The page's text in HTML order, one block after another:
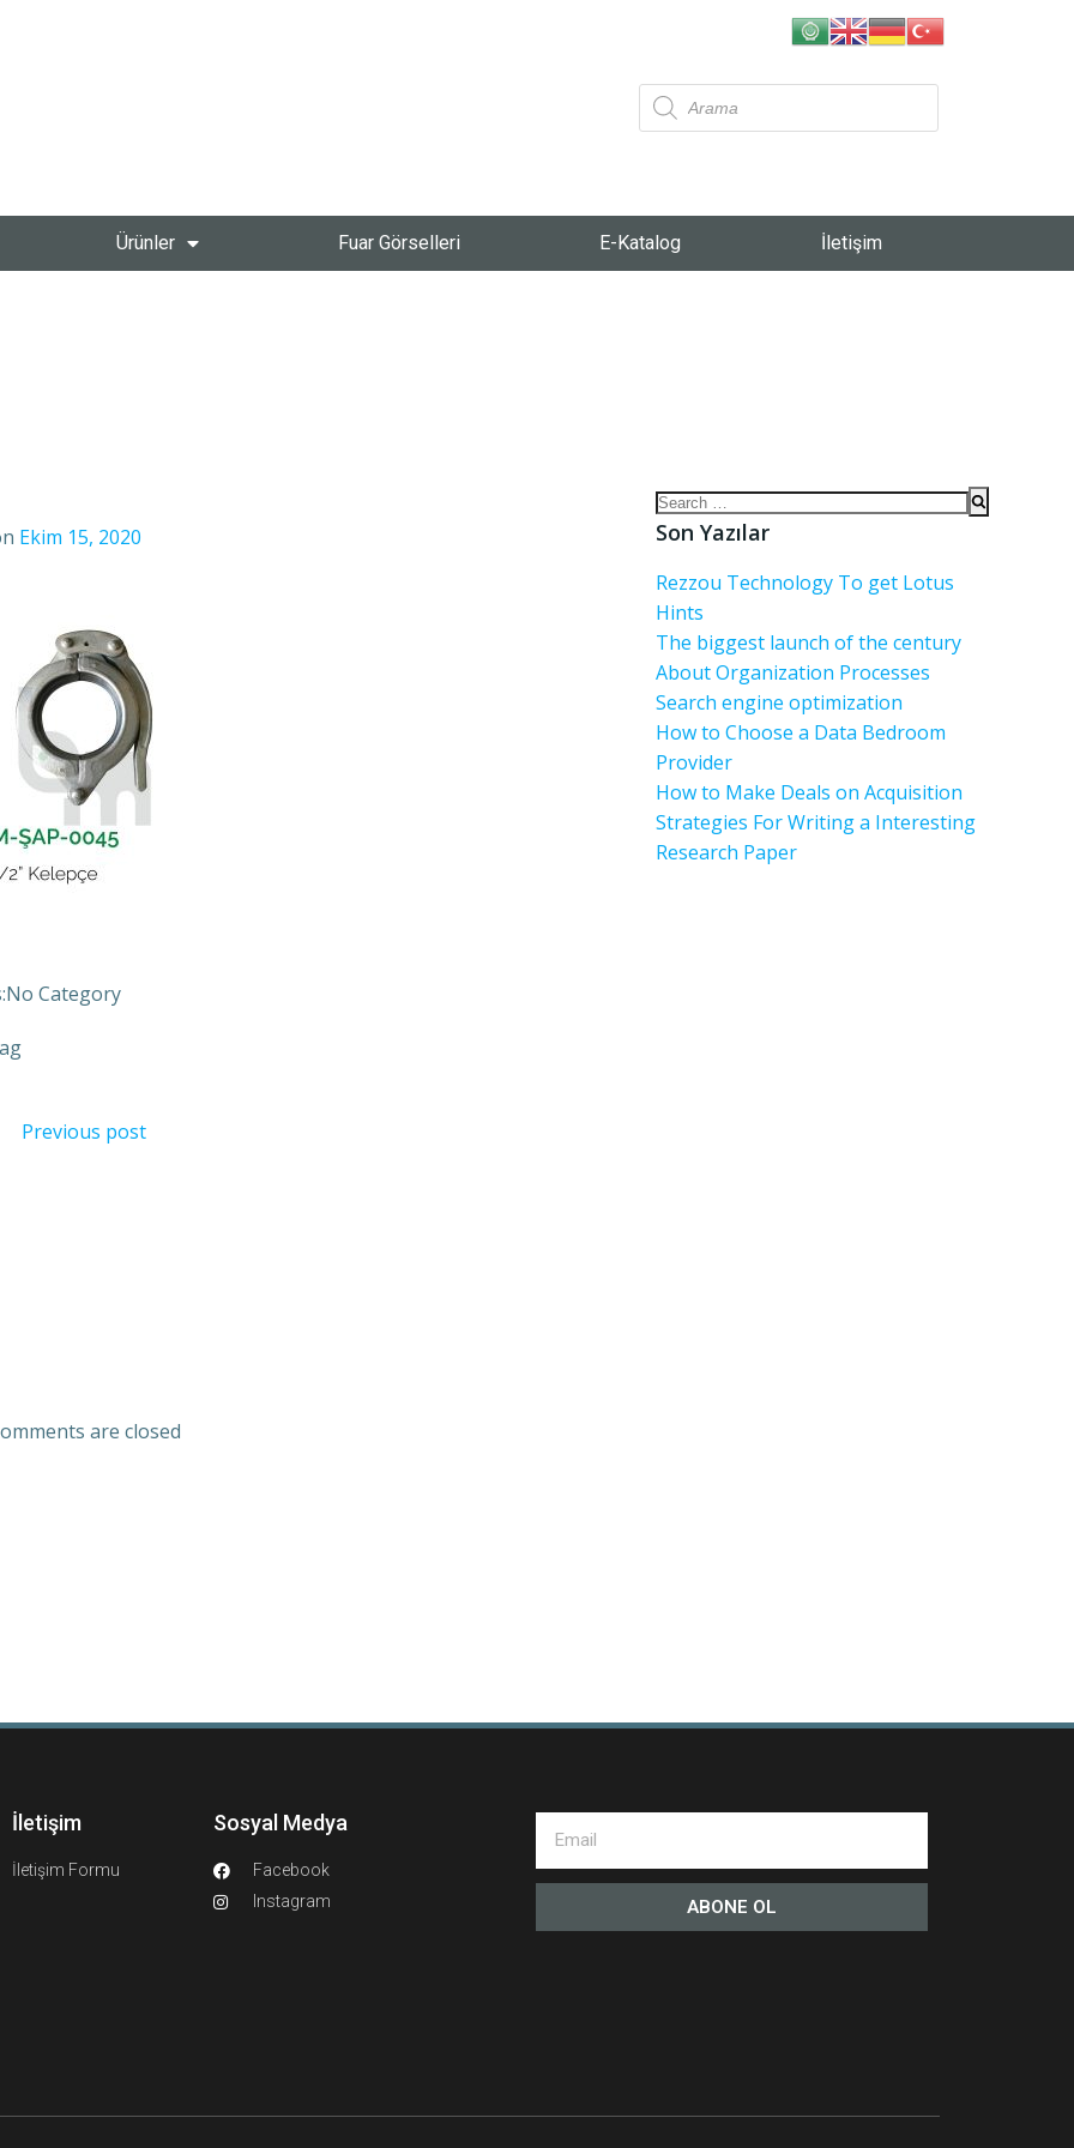
Ürünler Fuar Görselleri E-Katalog İletişim
Ekim 15, 2020
No Category
Previous post
are closed
Son Yazılar
Rezzou Technology To get Lotus
Hints
The biggest launch of the century
About Organization Processes
Search engine optimization
How to Choose a Data Bedroom
Provider
How to Make Deals on Acquisition
Strategies For Writing a Interesting
Research Paper
İletişim
İletişim Formu
Sosyal Medya
Facebook
Instagram
ABONE OL